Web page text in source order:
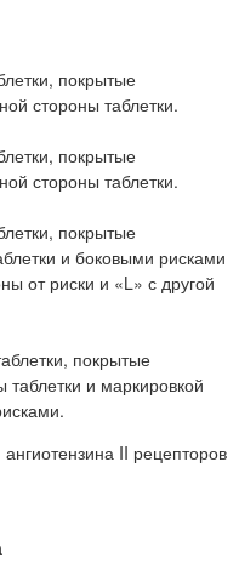
покрытые
стороны таблетки.
покрытые
стороны таблетки.
покрытые
и боковыми рисками
от риски и «L» с другой
покрытые
и маркировкой
II рецепторов